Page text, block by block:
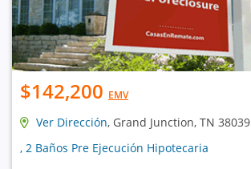
$142,200 EMV
Ver Dirección, Grand Junction, TN 38039
, 2 Baños Pre Ejecución Hipotecaria